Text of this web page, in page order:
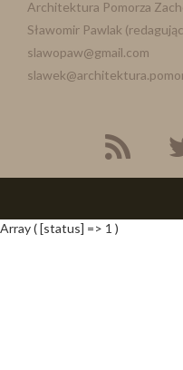
Architektura Pomorza
Sławomir Pawlak
slawopaw@gmail.com
Array ( [status] => 1 )